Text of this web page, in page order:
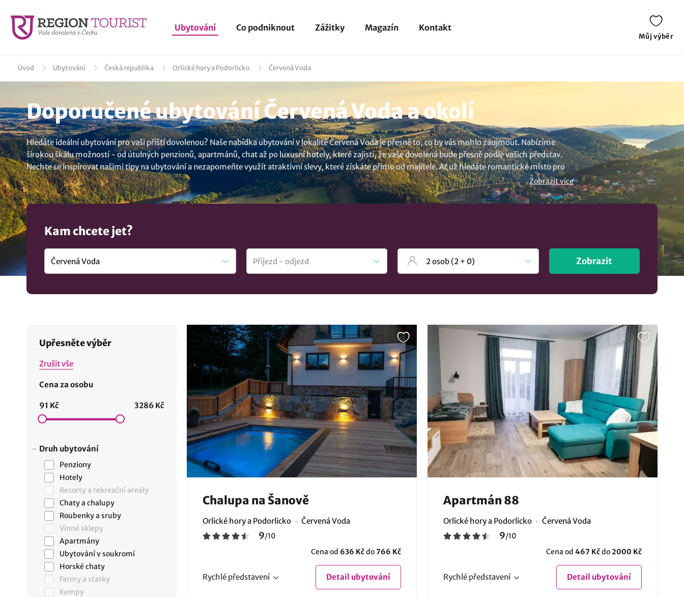
Ubytování Co podniknout Zážitky Magazín Kontakt
Můj výběr
Úvod Ubytování Česká republika Orlické hory a Podorlicko Červená Voda
Doporučené ubytování Červená Voda a okolí
Hledáte ideální ubytování pro vaši příští dovolenou? Naše nabídka ubytování v lokalitě Červená Voda je přesně to, co by vás mohlo zaujmout. Nabízíme
širokou škálu možností - od útulných penzionů, apartmánů, chat až po luxusní hotely, které zajistí, že vaše dovolená bude přesně podle vašich představ.
Nechte se inspirovat našimi tipy na ubytování a nezapomeňte využít atraktivní slevy, které získáte přímo od majitele. Ať už hledáte romantické místo pro
dva, chcete prožít dovolenou plnou zážitků s rodinou, nebo si jen potřebujete odpočinout od každodenního shonu, u nás najdete to pravé místo pro váš
pobyt. Sledujte také naše last minute nabídky, díky kterým můžete ušetřit a zároveň si užít nezapomenutelnou dovolenou v destinaci Červená Voda.
Začněte plánovat svůj odpočinek už dnes a nezapomeňte, že ubytování si můžete objednat bez stravy nebo se snídaní či polopenzí. Mrkněte na naše tipy v
Zobrazit více
Kam chcete jet?
Zobrazit
Upřesněte výběr
Zrušit vše
Cena za osobu
91 Kč 3286 Kč
Druh ubytování
Penziony
Hotely
Resorty a rekreační areály
Chaty a chalupy
Roubenky a sruby
Vinné sklepy
Apartmány
Ubytování v soukromí
Horské chaty
Farmy a statky
Kempy
Chalupa na Šanově
Orlické hory a Podorlicko Červená Voda
9/10
Cena od 636 Kčdo766 Kč
Rychlé představení Detail ubytování
Apartmán 88
Orlické hory a Podorlicko Červená Voda
9/10
Cena od 467 Kčdo2000 Kč
Rychlé představení Detail ubytování